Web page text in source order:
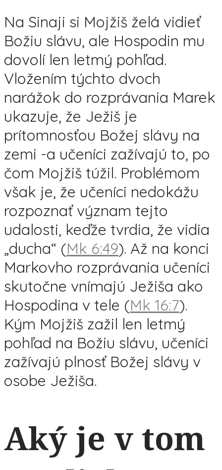
Na Sinaji si Mojžiš želá vidieť
Božiu slávu, ale Hospodin mu
dovolí len letmý pohľad.
Vložením týchto dvoch
narážok do rozprávania Marek
ukazuje, že Ježiš je
prítomnosťou Božej slávy na
zemi -a učeníci zažívajú to, po
čom Mojžiš túžil. Problémom
však je, že učeníci nedokážu
rozpoznať význam tejto
udalosti, keďže tvrdia, že vidia
„ducha“ (Mk 6:49). Až na konci
Markovho rozprávania učeníci
skutočne vnímajú Ježiša ako
Hospodina v tele (Mk 16:7).
Kým Mojžiš zažil len letmý
pohľad na Božiu slávu, učeníci
zažívajú plnosť Božej slávy v
osobe Ježiša.
Aký je v tom